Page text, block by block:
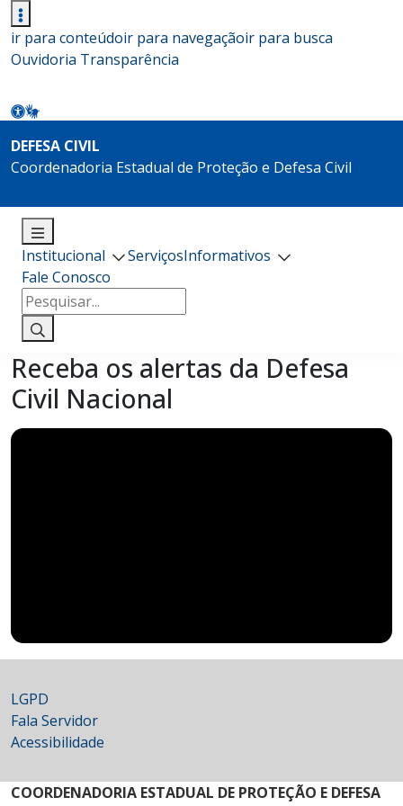
ir para conteúdoir para navegaçãoir para busca
Ouvidoria Transparência
DEFESA CIVIL
Coordenadoria Estadual de Proteção e Defesa Civil
Institucional ServiçosInformativos
Fale Conosco
Pesquisar
por:
Receba os alertas da Defesa
Civil Nacional
LGPD
Fala Servidor
Acessibilidade
COORDENADORIA ESTADUAL DE PROTEÇÃO E DEFESA